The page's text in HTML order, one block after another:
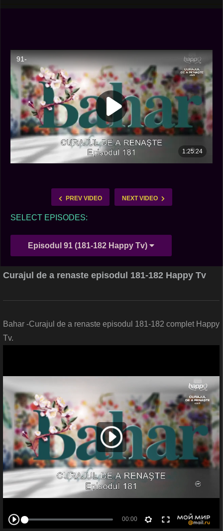
PREV VIDEO NEXT VIDEO
SELECT EPISODES:
Episodul 91 (181-182 Happy Tv)
Curajul de a renaste episodul 181-182 Happy Tv
Bahar -Curajul de a renaste episodul 181-182 complet Happy
Tv.